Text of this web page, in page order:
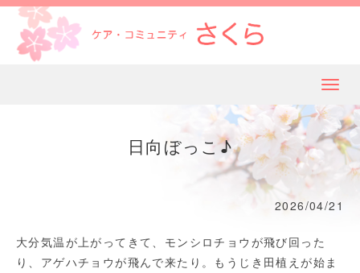
メ
ニ
ュ
ー
日向ぼっこ♪
2026/04/21
大分気温が上がってきて、モンシロチョウが飛び回った
り、アゲハチョウが飛んで来たり。もうじき田植えが始ま